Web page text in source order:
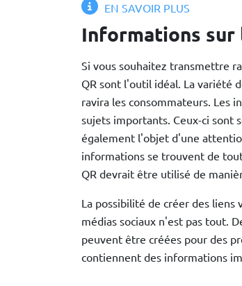
EN SAVOIR PLUS
Informations sur
Si vous souhaitez transmettre
QR sont l'outil idéal. La variété
ravira les consommateurs. Les
sujets importants. Ceux-ci sont
également l'objet d'une
informations se trouvent de
QR devrait être utilisé de
La possibilité de créer des
médias sociaux n'est pas tout.
peuvent être créées pour des
contiennent des informations